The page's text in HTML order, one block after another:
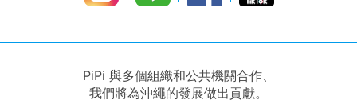
PiPi 與多個組織和公共機關合作、
我們將為沖繩的發展做出貢獻。